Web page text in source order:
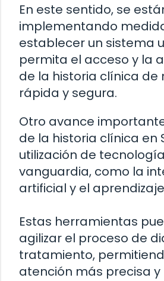
En este sentido, se
implementando
establecer un sistema
permita el acceso y la
de la historia clínica de
rápida y segura.
Otro avance
de la historia clínica en
utilización de
vanguardia, como la
artificial y el
Estas herramientas
agilizar el proceso de
tratamiento,
atención más precisa y